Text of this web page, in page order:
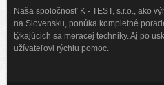
Naša spoločnosť K - TEST, s.r.o., ako
na Slovensku, ponúka kompletné
týkajúcich sa meracej techniky. Aj po
užívateľovi rýchlu pomoc.